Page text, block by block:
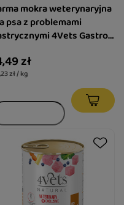
mokra weterynaryjna
psa z problemami
4Vets Gastro
zł
zł / kg